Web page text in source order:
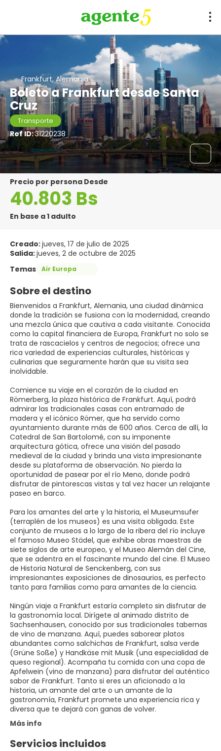
Frankfurt, Alemania
Boleto a Frankfurt desde Santa
Cruz
Transporte
Ref ID:31220238
precio por persona Desde
40.803 Bs
En base a 1 adulto
Creado:jueves, 17 de julio de 2025
Salida:jueves, 2 de octubre de 2025
Temas
Air Europa
Sobre el destino
Bienvenidos a Frankfurt, Alemania, una ciudad dinámica
donde la tradición se fusiona con la modernidad, creando
una mezcla única que cautiva a cada visitante. Conocida
como la capital financiera de Europa, Frankfurt no solo se
trata de rascacielos y centros de negocios; ofrece una
rica variedad de experiencias culturales, históricas y
culinarias que seguramente harán que su visita sea
inolvidable.
Comience su viaje en el corazón de la ciudad en
Römerberg, la plaza histórica de Frankfurt. Aquí, podrá
admirar las tradicionales casas con entramado de
madera y el icónico Römer, que ha servido como
ayuntamiento durante más de 600 años. Cerca de allí, la
Catedral de San Bartolomé, con su imponente
arquitectura gótica, ofrece una visión del pasado
medieval de la ciudad y brinda una vista impresionante
desde su plataforma de observación. No pierda la
oportunidad de pasear por el río Meno, donde podrá
disfrutar de pintorescas vistas y tal vez hacer un relajante
paseo en barco.
Para los amantes del arte y la historia, el Museumsufer
(terraplén de los museos) es una visita obligada. Este
conjunto de museos a lo largo de la ribera del río incluye
el famoso Museo Städel, que exhibe obras maestras de
siete siglos de arte europeo, y el Museo Alemán del Cine,
que se adentra en el fascinante mundo del cine. El Museo
de Historia Natural de Senckenberg, con sus
impresionantes exposiciones de dinosaurios, es perfecto
tanto para familias como para amantes de la ciencia.
Ningún viaje a Frankfurt estaría completo sin disfrutar de
la gastronomía local. Dirígete al animado distrito de
Sachsenhausen, conocido por sus tradicionales tabernas
de vino de manzana. Aquí, puedes saborear platos
abundantes como salchichas de Frankfurt, salsa verde
(Grüne Soße) y Handkäse mit Musik (una especialidad de
queso regional). Acompaña tu comida con una copa de
Apfelwein (vino de manzana) para disfrutar del auténtico
sabor de Frankfurt. Tanto si eres un aficionado a la
historia, un amante del arte o un amante de la
gastronomía, Frankfurt promete una experiencia rica y
diversa que te dejará con ganas de volver.
Más info
Servicios incluidos